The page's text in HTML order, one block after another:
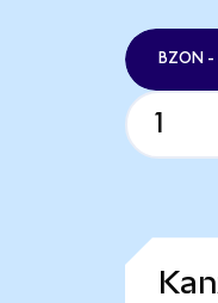
BZON -